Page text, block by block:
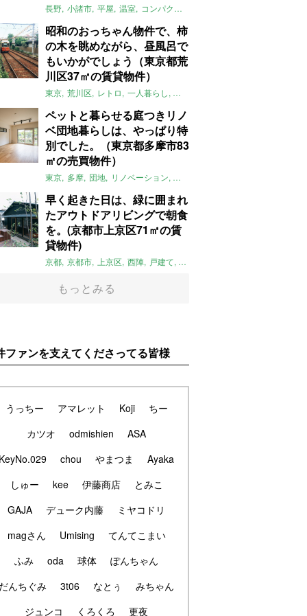
長野 小諸市 平屋 温室 コンパクト
昭和のおっちゃん物件で、柿
の木を眺めながら、昼風呂で
もいかがでしょう（東京都荒
川区37㎡の賃貸物件）
東京 荒川区 レトロ 一人暮らし タイル
ペットと暮らせる庭つきリノ
ベ団地暮らしは、やっぱり特
別でした。（東京都多摩市83
㎡の売買物件）
東京 多摩 団地 リノベーション 庭
早く起きた日は、緑に囲まれ
たアウトドアリビングで朝食
を。(京都市上京区71㎡の賃
貸物件)
京都 京都市 上京区 西陣 戸建て 平屋
もっとみる
ファンを支えてくださってる皆様
うっちー アマレット Koji
ちー
カツオ
odmishien
ASA
chou やまつま
Ayaka
しゅー
kee 伊藤商店
とみこ
GAJA
デューク内藤
ミヤコドリ
magさん
Umising
てんてこまい
ふみ
oda 球体
ぽんちゃん
んちぐみ
3t06 なとぅ
みちゃん
ジュンコ
くろくろ 更夜